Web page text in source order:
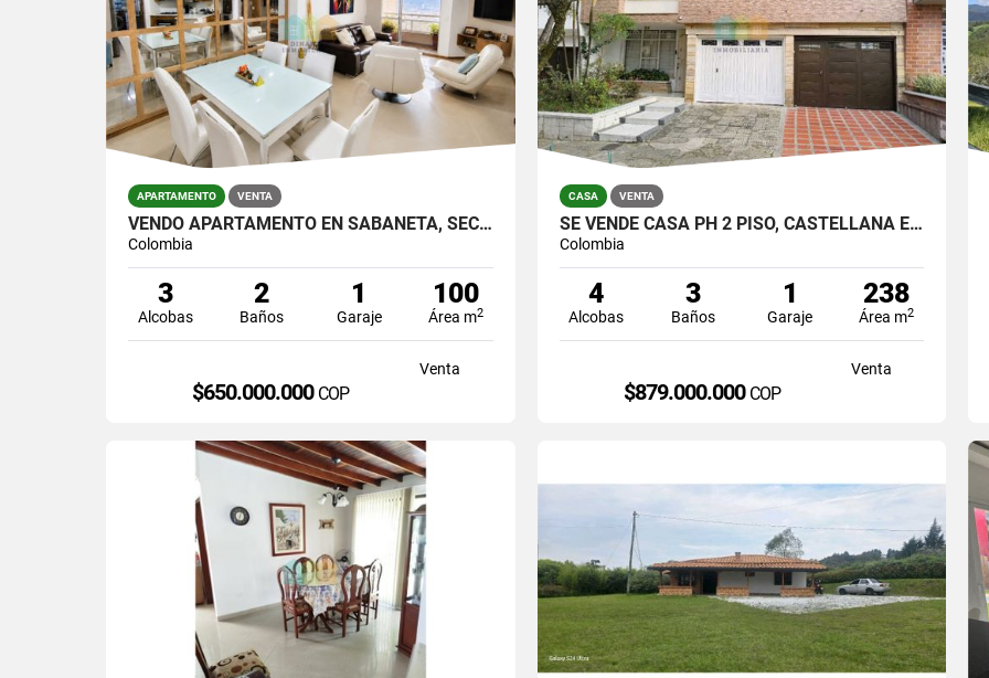
APARTAMENTO VENTA
VENDO APARTAMENTO EN SABANETA, SECTOR LAS LOMITAS
Colombia
3
Alcobas
2
Baños
1
Garaje
100
Área m2
Venta
$650.000.000 COP
CASA VENTA
SE VENDE CASA PH 2 PISO, CASTELLANA EN MUY BUEN ESTADO PARA VIVIR.
Colombia
4
Alcobas
3
Baños
1
Garaje
238
Área m2
Venta
$879.000.000 COP